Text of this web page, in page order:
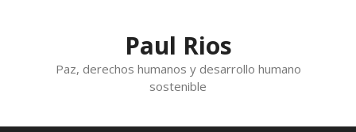
Paul Rios
Paz, derechos humanos y desarrollo humano
sostenible